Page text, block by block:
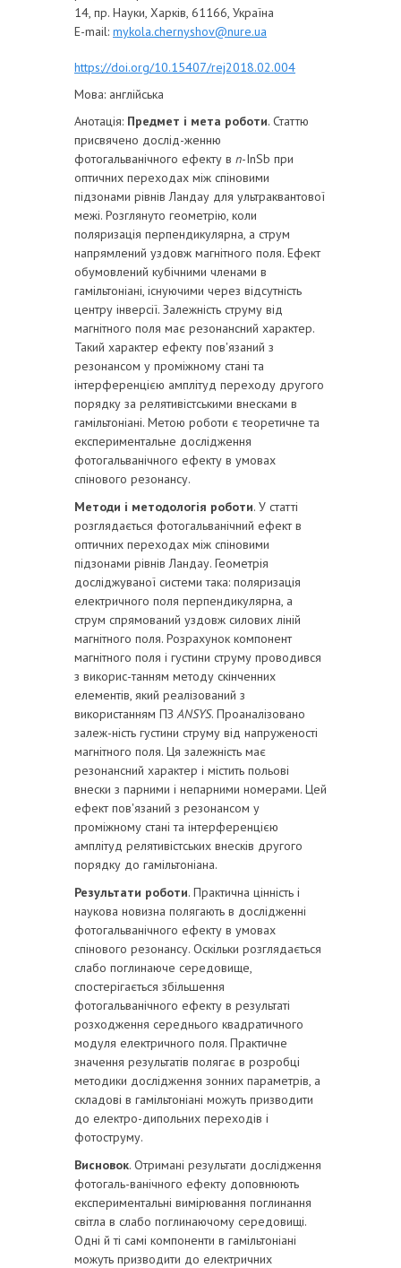
14, пр. Науки, Харків, 61166, Україна
E-mail: mykola.chernyshov@nure.ua
https://doi.org/10.15407/rej2018.02.004
Мова: англійська
Анотація: Предмет і мета роботи. Статтю
присвячено дослід-женню
фотогальванічного ефекту в n-InSb при
оптичних переходах між спіновими
підзонами рівнів Ландау для ультраквантової
межі. Розглянуто геометрію, коли
поляризація перпендикулярна, а струм
напрямлений уздовж магнітного поля. Ефект
обумовлений кубічними членами в
гамільтоніані, існуючими через відсутність
центру інверсії. Залежність струму від
магнітного поля має резонансний характер.
Такий характер ефекту пов'язаний з
резонансом у проміжному стані та
інтерференцією амплітуд переходу другого
порядку за релятивістськими внесками в
гамільтоніані. Метою роботи є теоретичне та
експериментальне дослідження
фотогальванічного ефекту в умовах
спінового резонансу.
Методи і методологія роботи. У статті
розглядається фотогальванічний ефект в
оптичних переходах між спіновими
підзонами рівнів Ландау. Геометрія
досліджуваної системи така: поляризація
електричного поля перпендикулярна, а
струм спрямований уздовж силових ліній
магнітного поля. Розрахунок компонент
магнітного поля і густини струму проводився
з викорис-танням методу скінченних
елементів, який реалізований з
використанням ПЗ ANSYS. Проаналізовано
залеж-ність густини струму від напруженості
магнітного поля. Ця залежність має
резонансний характер і містить польові
внески з парними і непарними номерами. Цей
ефект пов'язаний з резонансом у
проміжному стані та інтерференцією
амплітуд релятивістських внесків другого
порядку до гамільтоніана.
Результати роботи. Практична цінність і
наукова новизна полягають в дослідженні
фотогальванічного ефекту в умовах
спінового резонансу. Оскільки розглядається
слабо поглинаюче середовище,
спостерігається збільшення
фотогальванічного ефекту в результаті
розходження середнього квадратичного
модуля електричного поля. Практичне
значення результатів полягає в розробці
методики дослідження зонних параметрів, а
складові в гамільтоніані можуть призводити
до електро-дипольних переходів і
фотоструму.
Висновок. Отримані результати дослідження
фотогаль-ванічного ефекту доповнюють
експериментальні вимірювання поглинання
світла в слабо поглинаючому середовищі.
Одні й ті самі компоненти в гамільтоніані
можуть призводити до електричних